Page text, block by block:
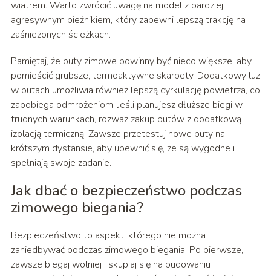
wiatrem. Warto zwrócić uwagę na model z bardziej
agresywnym bieżnikiem, który zapewni lepszą trakcję na
zaśnieżonych ścieżkach.
Pamiętaj, że buty zimowe powinny być nieco większe, aby
pomieścić grubsze, termoaktywne skarpety. Dodatkowy luz
w butach umożliwia również lepszą cyrkulację powietrza, co
zapobiega odmrożeniom. Jeśli planujesz dłuższe biegi w
trudnych warunkach, rozważ zakup butów z dodatkową
izolacją termiczną. Zawsze przetestuj nowe buty na
krótszym dystansie, aby upewnić się, że są wygodne i
spełniają swoje zadanie.
Jak dbać o bezpieczeństwo podczas
zimowego biegania?
Bezpieczeństwo to aspekt, którego nie można
zaniedbywać podczas zimowego biegania. Po pierwsze,
zawsze biegaj wolniej i skupiaj się na budowaniu